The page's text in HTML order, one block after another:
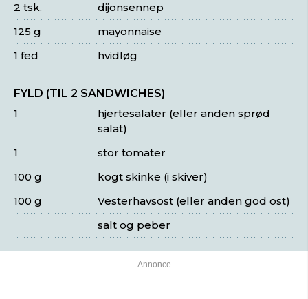
dijonsennep
2 tsk.
mayonnaise
125 g
hvidløg
1 fed
FYLD (TIL 2 SANDWICHES)
hjertesalater (eller anden sprød
salat)
1
stor tomater
1
kogt skinke (i skiver)
100 g
Vesterhavsost (eller anden god ost)
100 g
salt og peber